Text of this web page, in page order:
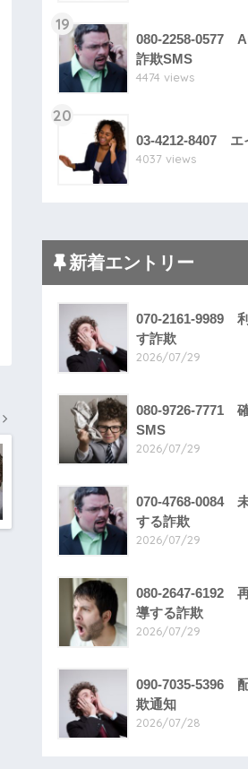
19
080-2258-0577
詐欺SMS
4474 views
20
03-4212-8407 エ
4037 views
新着エントリー
070-2161-9989
す詐欺
2026/07/29
080-9726-7771
SMS
2026/07/29
070-4768-0084
する詐欺
2026/07/29
080-2647-6192
導する詐欺
2026/07/29
090-7035-5396
欺通知
2026/07/28